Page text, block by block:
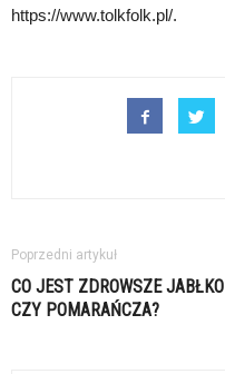
https://www.tolkfolk.pl/.
Poprzedni artykuł
CO JEST ZDROWSZE JABŁKO
CZY POMARAŃCZA?